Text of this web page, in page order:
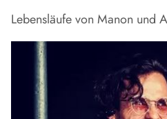
Lebensläufe von Manon und